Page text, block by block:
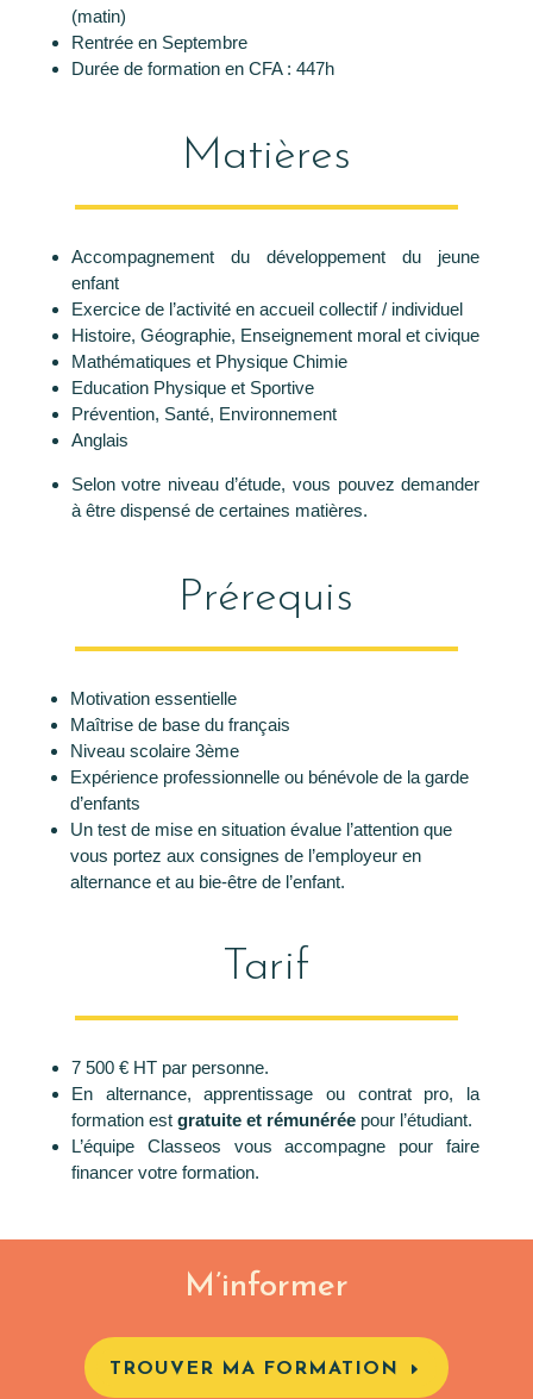
(matin)
Rentrée en Septembre
Durée de formation en CFA : 447h
Matières
Accompagnement du développement du jeune
enfant
Exercice de l’activité en accueil collectif / individuel
Histoire, Géographie, Enseignement moral et civique
Mathématiques et Physique Chimie
Education Physique et Sportive
Prévention, Santé, Environnement
Anglais
Selon votre niveau d’étude, vous pouvez demander
à être dispensé de certaines matières.
Prérequis
Motivation essentielle
Maîtrise de base du français
Niveau scolaire 3ème
Expérience professionnelle ou bénévole de la garde
d’enfants
Un test de mise en situation évalue l’attention que
vous portez aux consignes de l’employeur en
alternance et au bie-être de l’enfant.
Tarif
7 500 € HT par personne.
En alternance, apprentissage ou contrat pro, la
formation estgratuite et rémunéréepour l’étudiant.
L’équipe Classeos vous accompagne pour faire
financer votre formation.
M’informer
TROUVER MA FORMATION